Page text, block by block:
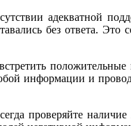
адекватной
без ответа. Это
положительные
информации и
проверяйте